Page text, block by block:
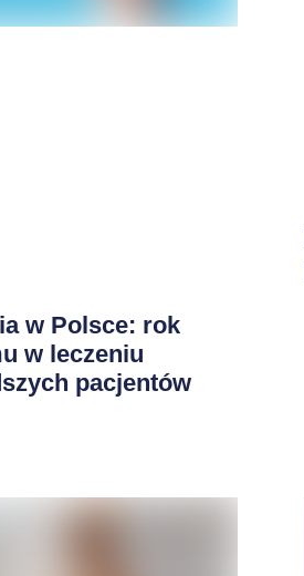
w Polsce: rok
w leczeniu
pacjentów